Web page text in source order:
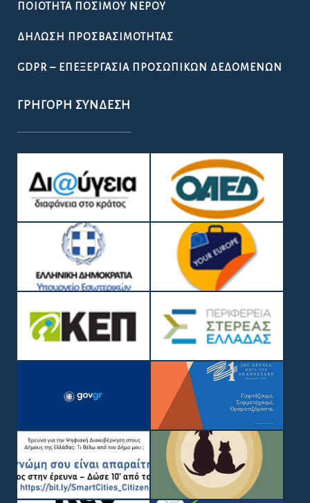
ΠΟΙΌΤΗΤΑ ΠΌΣΙΜΟΥ ΝΕΡΟΎ
ΔΉΛΩΣΗ ΠΡΟΣΒΑΣΙΜΌΤΗΤΑΣ
GDPR – ΕΠΕΞΕΡΓΑΣΙΑ ΠΡΟΣΩΠΙΚΩΝ ΔΕΔΟΜΕΝΩΝ
ΓΡΉΓΟΡΗ ΣΎΝΔΕΣΗ